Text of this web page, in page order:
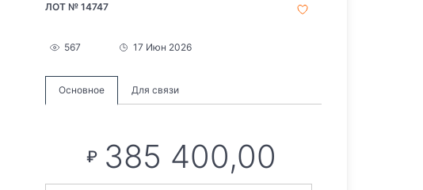
ЛОТ № 14747
567 17 Июн 2026
Основное Для связи
₽ 385 400,00